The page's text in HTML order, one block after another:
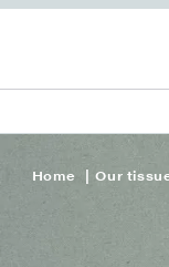
Home Our